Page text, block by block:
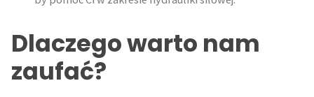
Dlaczego warto nam
zaufać?